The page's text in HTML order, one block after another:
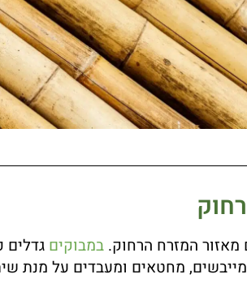
מאזור המזרח הרחוק. במבוקים
מחטאים ומעבדים על מנת